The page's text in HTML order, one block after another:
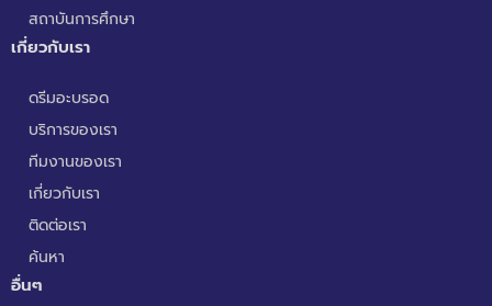
สถาบันการศึกษา
เกี่ยวกับเรา
ดรีมอะบรอด
บริการของเรา
ทีมงานของเรา
เกี่ยวกับเรา
ติดต่อเรา
ค้นหา
อื่นๆ